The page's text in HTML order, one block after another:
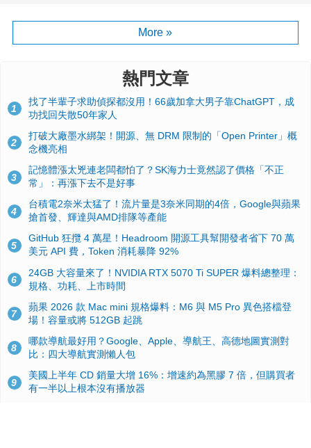
More »
熱門文章
1
找了半輩子求助偵探都沒用！66歲加拿大男子靠ChatGPT，成
功找回失散50年家人
2
打破大廠墨水綁架！開源、無 DRM 限制的「Open Printer」概
念機亮相
3
記憶體漲太兇連老闆都怕了？SK海力士竟然認了價格「不正
常」：再漲下去不是好事
4
台積電2奈米太猛了！流片量是3奈米同期的4倍，Google與蘋果
搶首發、輝達與AMD排隊等產能
5
GitHub 狂攬 4 萬星！Headroom 開源工具幫開發者省下 70 萬
美元 API 費，Token 消耗暴降 92%
6
24GB 大容量來了！NVIDIA RTX 5070 Ti SUPER 爆料總整理：
規格、功耗、上市時間
7
蘋果 2026 款 Mac mini 規格爆料：M6 與 M5 Pro 異色搭檔登
場！容量或將 512GB 起跳
8
哪款導航最好用？Google、Apple、導航王、高德地圖實測對
比：四大導航實測懶人包
9
美國上半年 CD 銷量大增 16%：增速約為黑膠 7 倍，但購買者
有一半以上根本沒有播放器